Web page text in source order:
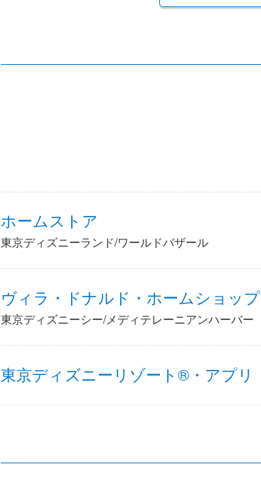
ホームストア
東京ディズニーランド/ワールドバザール
ヴィラ・ドナルド・ホームショップ
東京ディズニーシー/メディテレーニアンハーバー
東京ディズニーリゾート®・アプリ